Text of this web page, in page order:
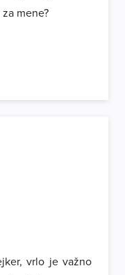
mene?
vrlo je važno